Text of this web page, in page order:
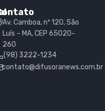
Av. Camboa, nº 120, São
Luís – MA, CEP 65020-
260
(98) 3222-1234
contato@difusoranews.com.br